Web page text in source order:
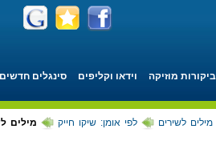
ביקורות מוזיקה וידאו וקליפים סינגלים חדשים
מילים לשירים לפי אומן: שיקו חייק מילים